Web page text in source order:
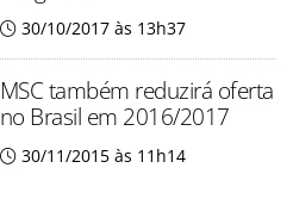
30/10/2017 às 13h37
MSC também reduzirá oferta
no Brasil em 2016/2017
30/11/2015 às 11h14